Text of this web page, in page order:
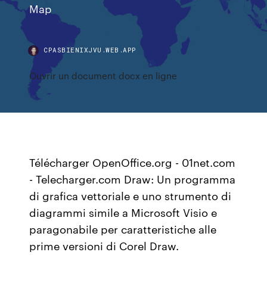
Map
CPASBIENIXJVU.WEB.APP
Ouvrir un document docx en ligne
Télécharger OpenOffice.org - 01net.com
- Telecharger.com Draw: Un programma
di grafica vettoriale e uno strumento di
diagrammi simile a Microsoft Visio e
paragonabile per caratteristiche alle
prime versioni di Corel Draw.